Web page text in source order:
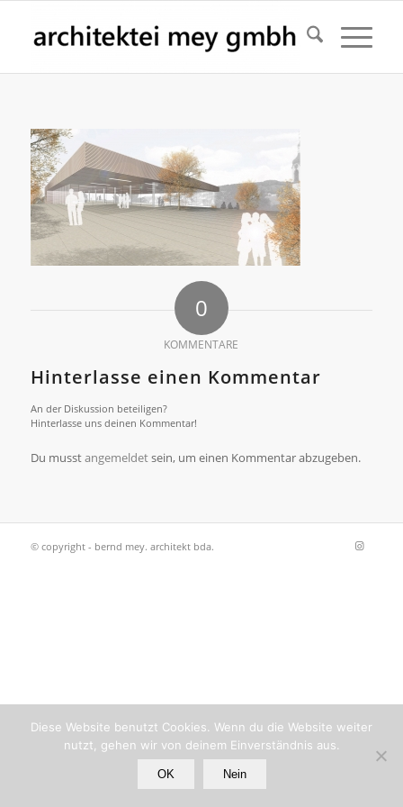
0
KOMMENTARE
Hinterlasse einen Kommentar
An der Diskussion beteiligen?
Hinterlasse uns deinen Kommentar!
Du musstangemeldetsein, um einen Kommentar abzugeben.
© copyright - bernd mey. architekt bda.
Diese Website benutzt Cookies. Wenn du die Website weiter
nutzt, gehen wir von deinem Einverständnis aus.
OK Nein